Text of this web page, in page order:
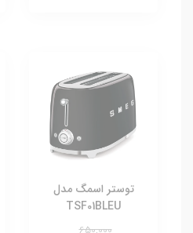
توستر اسمگ مدل
‎TSF01BLEU